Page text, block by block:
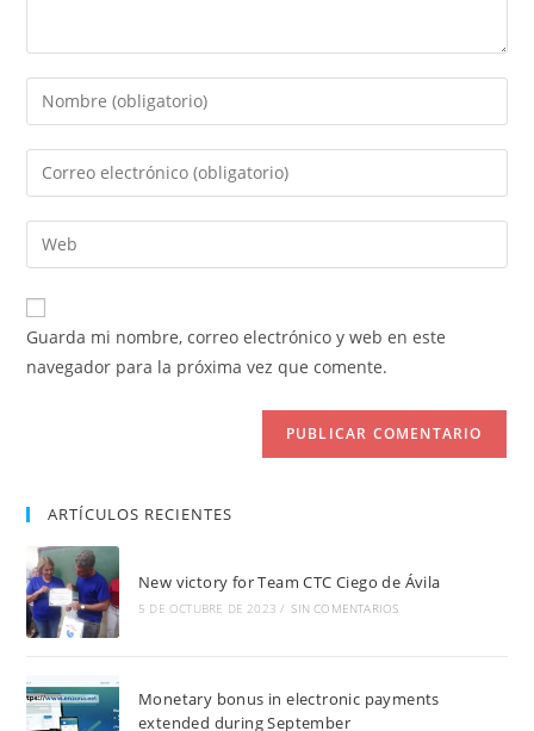
Introduce
tu
nombre
de
usuario
para
comentar
Introduce
tu
dirección
de
electrónico
para
comentar
Introduce
la
URL
de
Guarda mi nombre, correo electrónico y web en este
navegador para la próxima vez que comente.
ARTÍCULOS RECIENTES
New victory for Team CTC Ciego de Ávila
5 DE OCTUBRE DE 2023 / SIN COMENTARIOS
Monetary bonus in electronic payments
extended during September